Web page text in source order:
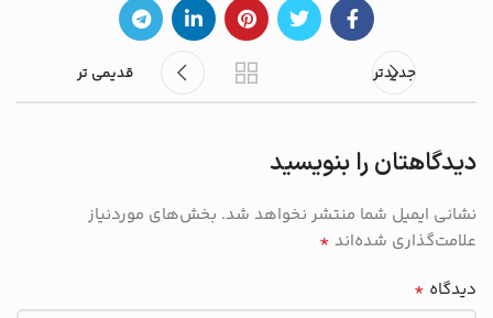
جدیدتر قدیمی تر
دیدگاهتان را بنویسید
نشانی ایمیل شما منتشر نخواهد شد. بخش‌های موردنیاز
علامت‌گذاری شده‌اند *
دیدگاه *